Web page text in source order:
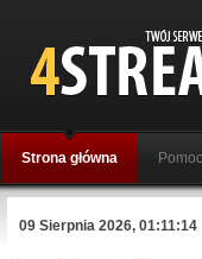
Strona główna Pomoc
09 Sierpnia 2026, 01:11:14